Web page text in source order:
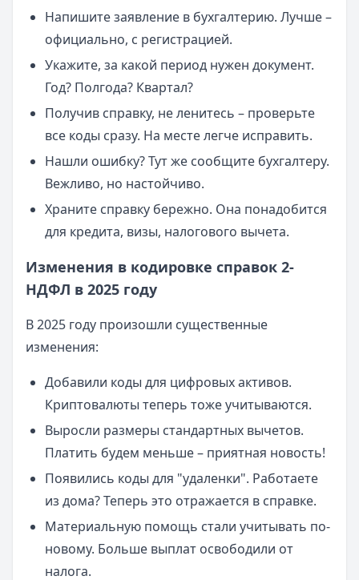
Напишите заявление в бухгалтерию. Лучше –
официально, с регистрацией.
Укажите, за какой период нужен документ.
Год? Полгода? Квартал?
Получив справку, не ленитесь – проверьте
все коды сразу. На месте легче исправить.
Нашли ошибку? Тут же сообщите бухгалтеру.
Вежливо, но настойчиво.
Храните справку бережно. Она понадобится
для кредита, визы, налогового вычета.
Изменения в кодировке справок 2-
НДФЛ в 2025 году
В 2025 году произошли существенные
изменения:
Добавили коды для цифровых активов.
Криптовалюты теперь тоже учитываются.
Выросли размеры стандартных вычетов.
Платить будем меньше – приятная новость!
Появились коды для "удаленки". Работаете
из дома? Теперь это отражается в справке.
Материальную помощь стали учитывать по-
новому. Больше выплат освободили от
налога.